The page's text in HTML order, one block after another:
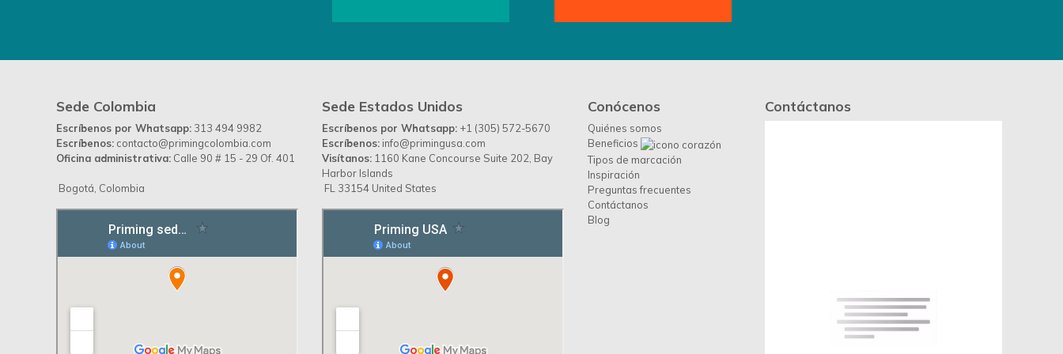
Sede Colombia
Escríbenos por Whatsapp: 313 494 9982
Escríbenos: contacto@primingcolombia.com
Oficina administrativa: Calle 90 # 15 - 29 Of. 401
Bogotá, Colombia
Sede Estados Unidos
Escríbenos por Whatsapp: +1 (305) 572-5670
Escríbenos: info@primingusa.com
Visítanos: 1160 Kane Concourse Suite 202, Bay
Harbor Islands
FL 33154 United States
Conócenos
Quiénes somos
Beneficios
Tipos de marcación
Inspiración
Preguntas frecuentes
Contáctanos
Blog
Contáctanos